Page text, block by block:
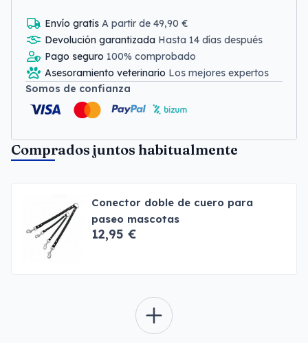
Envío gratis A partir de 49,90 €
Devolución garantizada Hasta 14 días después
Pago seguro 100% comprobado
Asesoramiento veterinario Los mejores expertos
Somos de confianza
Comprados juntos habitualmente
Conector doble de cuero para
paseo mascotas
12,95 €